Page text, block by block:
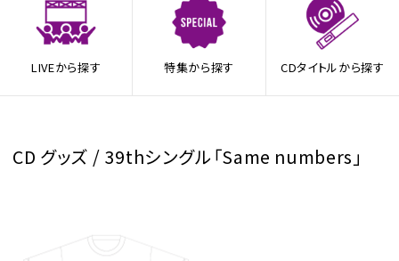
LIVEから探す 特集から探す CDタイトルから探す
CD グッズ / 39thシングル「Same numbers」